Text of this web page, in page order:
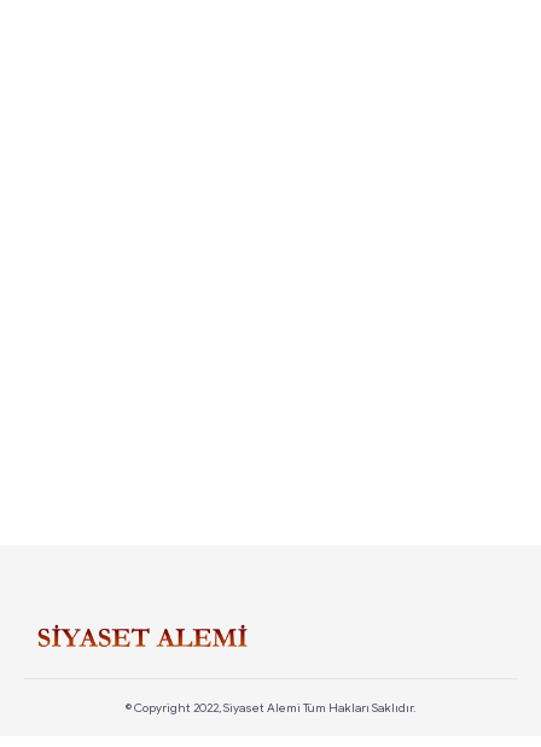
© Copyright 2022, Siyaset Alemi Tüm Hakları Saklıdır.